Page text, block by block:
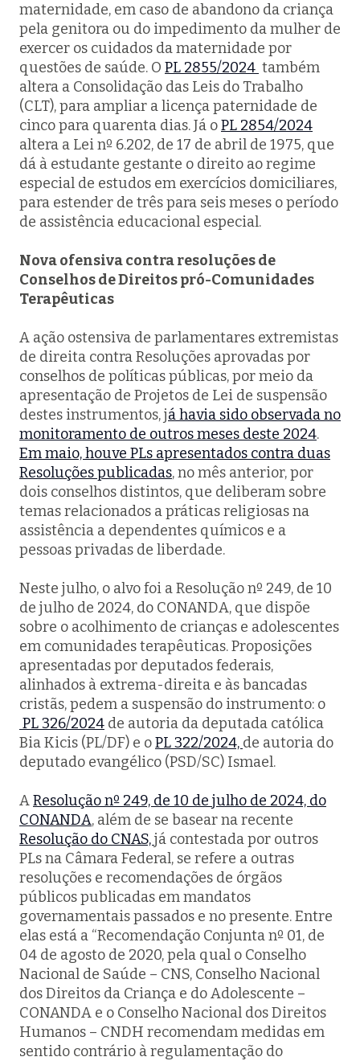
maternidade, em caso de abandono da criança
pela genitora ou do impedimento da mulher de
exercer os cuidados da maternidade por
questões de saúde. O PL 2855/2024 também
altera a Consolidação das Leis do Trabalho
(CLT), para ampliar a licença paternidade de
cinco para quarenta dias. Já oPL 2854/2024
altera a Lei nº 6.202, de 17 de abril de 1975, que
dá à estudante gestante o direito ao regime
especial de estudos em exercícios domiciliares,
para estender de três para seis meses o período
de assistência educacional especial.
Nova ofensiva contra resoluções de
Conselhos de Direitos pró-Comunidades
Terapêuticas
A ação ostensiva de parlamentares extremistas
de direita contra Resoluções aprovadas por
conselhos de políticas públicas, por meio da
apresentação de Projetos de Lei de suspensão
destes instrumentos, já havia sido observada no
monitoramento de outros meses deste 2024.
Em maio, houve PLs apresentados contra duas
Resoluções publicadas, no mês anterior, por
dois conselhos distintos, que deliberam sobre
temas relacionados a práticas religiosas na
assistência a dependentes químicos e a
pessoas privadas de liberdade.
Neste julho, o alvo foi a Resolução nº 249, de 10
de julho de 2024, do CONANDA, que dispõe
sobre o acolhimento de crianças e adolescentes
em comunidades terapêuticas. Proposições
apresentadas por deputados federais,
alinhados à extrema-direita e às bancadas
cristãs, pedem a suspensão do instrumento: o
PL 326/2024 de autoria da deputada católica
Bia Kicis (PL/DF) e oPL 322/2024, de autoria do
deputado evangélico (PSD/SC) Ismael.
AResolução nº 249, de 10 de julho de 2024, do
CONANDA, além de se basear na recente
Resolução do CNAS,já contestada por outros
PLs na Câmara Federal, se refere a outras
resoluções e recomendações de órgãos
públicos publicadas em mandatos
governamentais passados e no presente. Entre
elas está a “Recomendação Conjunta nº 01, de
04 de agosto de 2020, pela qual o Conselho
Nacional de Saúde – CNS, Conselho Nacional
dos Direitos da Criança e do Adolescente –
CONANDA e o Conselho Nacional dos Direitos
Humanos – CNDH recomendam medidas em
sentido contrário à regulamentação do